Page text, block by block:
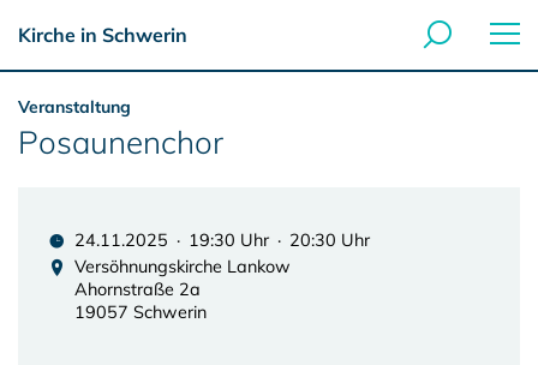
Kirche in Schwerin
Veranstaltung
Posaunenchor
24.11.2025 · 19:30 Uhr · 20:30 Uhr
Versöhnungskirche Lankow
Ahornstraße 2a
19057 Schwerin